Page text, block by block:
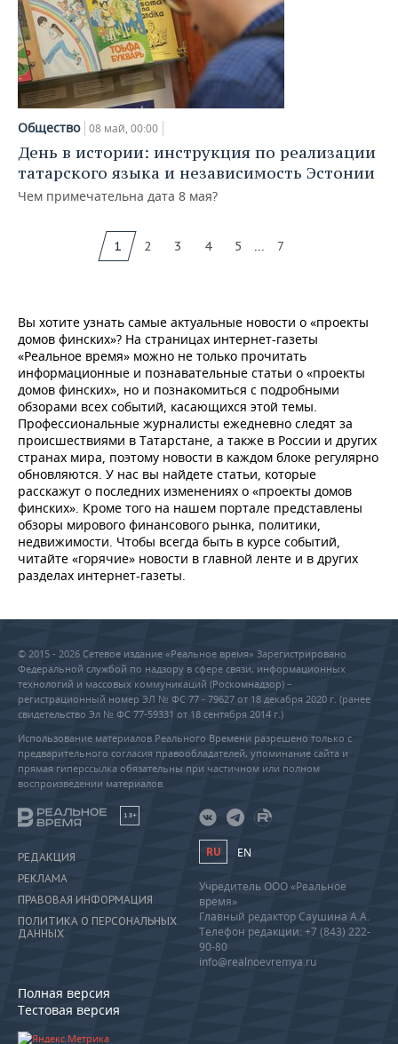
Общество 08 май, 00:00
День в истории: инструкция по реализации
татарского языка и независимость Эстонии
Чем примечательна дата 8 мая?
1 2 3 4 5 ... 7
Вы хотите узнать самые актуальные новости о «проекты
домов финских»? На страницах интернет-газеты
«Реальное время» можно не только прочитать
информационные и познавательные статьи о «проекты
домов финских», но и познакомиться с подробными
обзорами всех событий, касающихся этой темы.
Профессиональные журналисты ежедневно следят за
происшествиями в Татарстане, а также в России и других
странах мира, поэтому новости в каждом блоке регулярно
обновляются. У нас вы найдете статьи, которые
расскажут о последних изменениях о «проекты домов
финских». Кроме того на нашем портале представлены
обзоры мирового финансового рынка, политики,
недвижимости. Чтобы всегда быть в курсе событий,
читайте «горячие» новости в главной ленте и в других
разделах интернет-газеты.
© 2015 - 2026 Сетевое издание «Реальное время» Зарегистрировано
Федеральной службой по надзору в сфере связи, информационных
технологий и массовых коммуникаций (Роскомнадзор) –
регистрационный номер ЭЛ № ФС 77 - 79627 от 18 декабря 2020 г. (ранее
свидетельство Эл № ФС 77-59331 от 18 сентября 2014 г.)
Использование материалов Реального Времени разрешено только с
предварительного согласия правообладателей, упоминание сайта и
прямая гиперссылка обязательны при частичном или полном
воспроизведении материалов.
18+
РЕДАКЦИЯ
РЕКЛАМА
ПРАВОВАЯ ИНФОРМАЦИЯ
ПОЛИТИКА О ПЕРСОНАЛЬНЫХ
ДАННЫХ
Полная версия
Тестовая версия
RU EN
Учредитель ООО «Реальное
время»
Главный редактор Саушина А.А.
Телефон редакции: +7 (843) 222-
90-80
info@realnoevremya.ru